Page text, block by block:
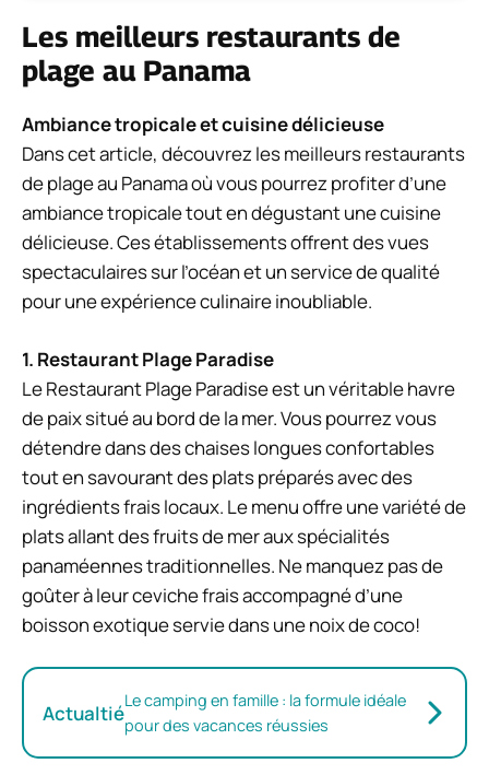
Les meilleurs restaurants de
plage au Panama
Ambiance tropicale et cuisine délicieuse
Dans cet article, découvrez les meilleurs restaurants
de plage au Panama où vous pourrez profiter d’une
ambiance tropicale tout en dégustant une cuisine
délicieuse. Ces établissements offrent des vues
spectaculaires sur l’océan et un service de qualité
pour une expérience culinaire inoubliable.
1. Restaurant Plage Paradise
Le Restaurant Plage Paradise est un véritable havre
de paix situé au bord de la mer. Vous pourrez vous
détendre dans des chaises longues confortables
tout en savourant des plats préparés avec des
ingrédients frais locaux. Le menu offre une variété de
plats allant des fruits de mer aux spécialités
panaméennes traditionnelles. Ne manquez pas de
goûter à leur ceviche frais accompagné d’une
boisson exotique servie dans une noix de coco!
ActualtiéLe camping en famille : la formule idéale
pour des vacances réussies